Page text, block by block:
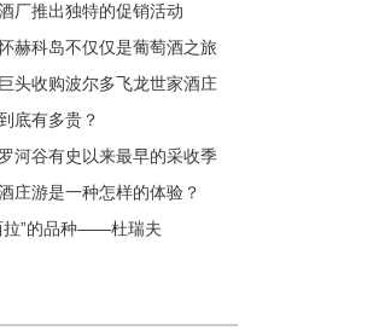
厂推出独特的促销活动
赫科岛不仅仅是葡萄酒之旅
头收购波尔多飞龙世家酒庄
底有多贵？
河谷有史以来最早的采收季
庄游是一种怎样的体验？
拉”的品种——杜瑞夫